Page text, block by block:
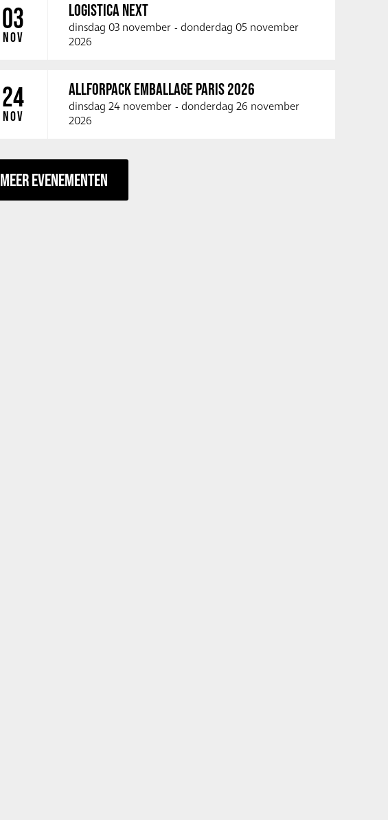
03
NOV
LOGISTICA NEXT
dinsdag 03 november - donderdag 05 november
2026
24
NOV
ALLFORPACK EMBALLAGE PARIS 2026
dinsdag 24 november - donderdag 26 november
2026
MEER EVENEMENTEN